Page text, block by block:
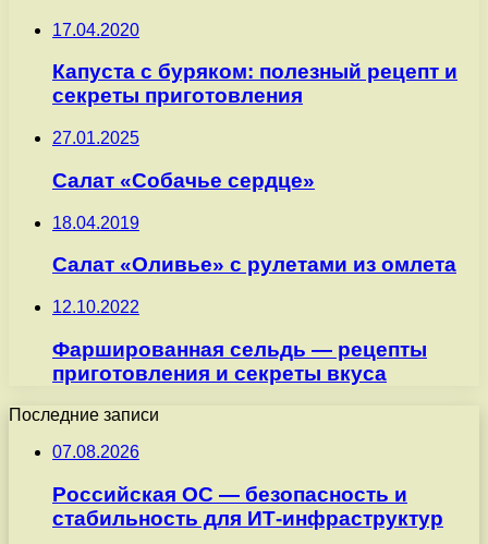
17.04.2020
Капуста с буряком: полезный рецепт и
секреты приготовления
27.01.2025
Салат «Собачье сердце»
18.04.2019
Салат «Оливье» с рулетами из омлета
12.10.2022
Фаршированная сельдь — рецепты
приготовления и секреты вкуса
Последние записи
07.08.2026
Российская ОС — безопасность и
стабильность для ИТ-инфраструктур